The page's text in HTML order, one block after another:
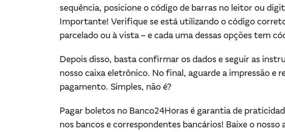
sequência, posicione o código de barras no leitor ou
Importante! Verifique se está utilizando o código
parcelado ou à vista – e cada uma dessas opções tem
Depois disso, basta confirmar os dados e seguir as
nosso caixa eletrônico. No final, aguarde a impressão e
pagamento. Simples, não é?
Pagar boletos no Banco24Horas é garantia de
nos bancos e correspondentes bancários! Baixe o